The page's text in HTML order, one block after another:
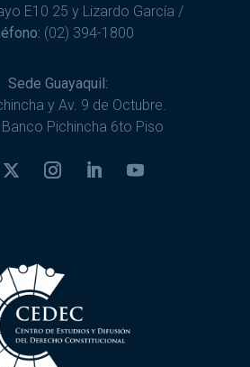
E10 25 y Lizardo García /
(02) 394-1800
Sede Guayaquil:
y Av. 9 de Octubre.
Pichincha 6to Piso